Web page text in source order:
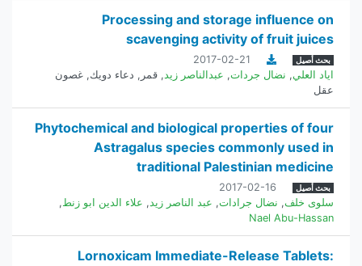
Processing and storage influence on
scavenging activity of fruit juices
بحث أصيل
2017-02-21
اياد العلي, نضال جردات, عبدالناصر زيد, قمر , دعاء دويك, غصون
عقل
Phytochemical and biological properties of four
Astragalus species commonly used in
traditional Palestinian medicine
بحث أصيل
2017-02-16
سلوى خلف, نضال جرادات, عبد الناصر زيد, علاء الدين ابو زنط,
Nael Abu-Hassan
Lornoxicam Immediate-Release Tablets: